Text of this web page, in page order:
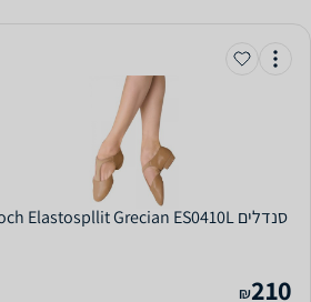
‏סנדלים Bloch Elastospllit Grecian ES0410L
210
₪